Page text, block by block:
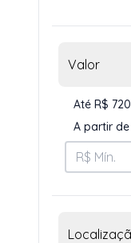
Valor
Até R$ 720
A partir